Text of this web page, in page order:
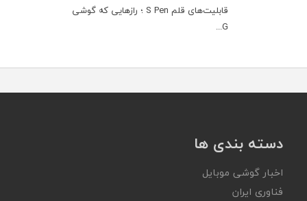
قابلیت‌های قلم S Pen ؛ رازهایی که گوشی
G...
دسته بندی ها
اخبار گوشی موبایل
فناوری ایران